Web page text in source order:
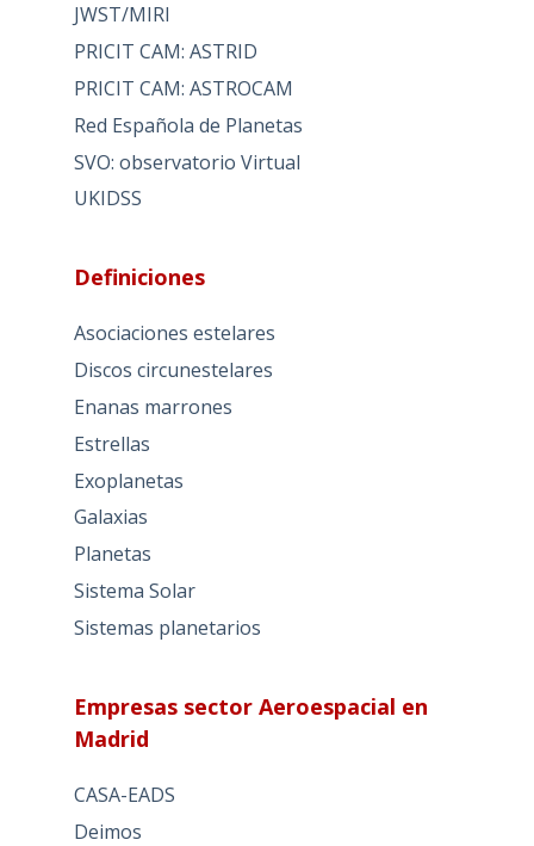
JWST/MIRI
PRICIT CAM: ASTRID
PRICIT CAM: ASTROCAM
Red Española de Planetas
SVO: observatorio Virtual
UKIDSS
Definiciones
Asociaciones estelares
Discos circunestelares
Enanas marrones
Estrellas
Exoplanetas
Galaxias
Planetas
Sistema Solar
Sistemas planetarios
Empresas sector Aeroespacial en
Madrid
CASA-EADS
Deimos